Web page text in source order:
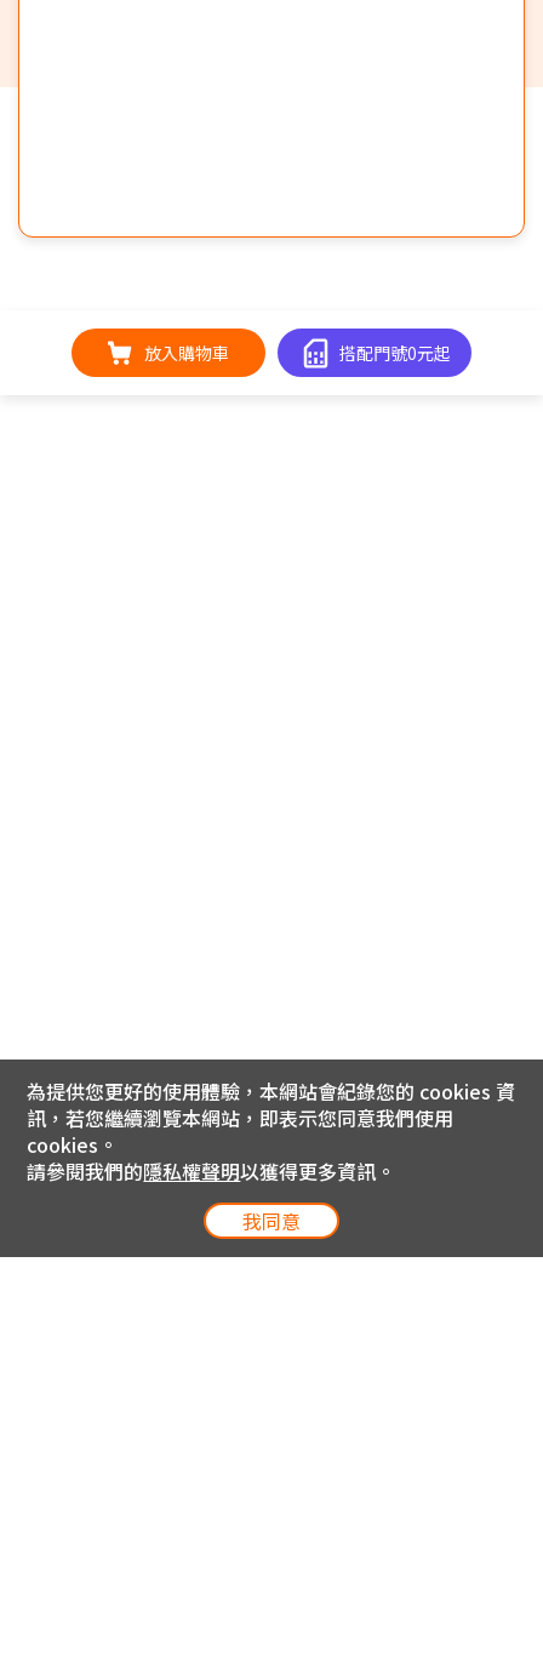
放入購物車 搭配門號0元起
為提供您更好的使用體驗，本網站會紀錄您的 cookies 資
訊，若您繼續瀏覽本網站，即表示您同意我們使用
cookies。
請參閱我們的隱私權聲明以獲得更多資訊。
我同意